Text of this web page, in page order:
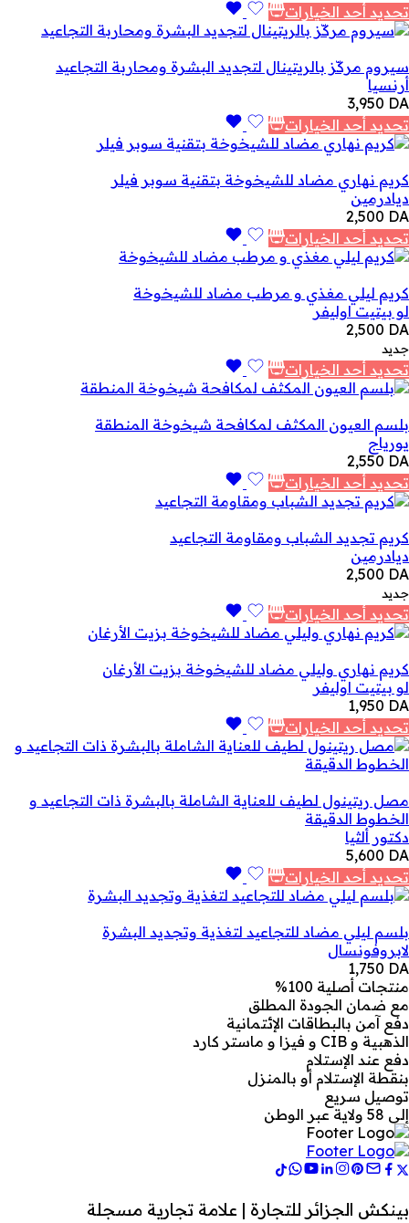
تحديد أحد الخيارات
سيروم مركّز بالريتينال لتجديد البشرة ومحاربة التجاعيد
أرنسيا
3,950 DA
تحديد أحد الخيارات
كريم نهاري مضاد للشيخوخة بتقنية سوبر فيلر
ديادرمين
2,500 DA
تحديد أحد الخيارات
كريم ليلي مغذي و مرطب مضاد للشيخوخة
لو بيتيت اوليفر
2,500 DA
جديد
تحديد أحد الخيارات
بلسم العيون المكثف لمكافحة شيخوخة المنطقة
يورياج
2,550 DA
تحديد أحد الخيارات
كريم تجديد الشباب ومقاومة التجاعيد
ديادرمين
2,500 DA
جديد
تحديد أحد الخيارات
كريم نهاري وليلي مضاد للشيخوخة بزيت الأرغان
لو بيتيت اوليفر
1,950 DA
تحديد أحد الخيارات
مصل ريتينول لطيف للعناية الشاملة بالبشرة ذات التجاعيد و
الخطوط الدقيقة
دكتور ألثيا
5,600 DA
تحديد أحد الخيارات
بلسم ليلي مضاد للتجاعيد لتغذية وتجديد البشرة
لابروفونسال
1,750 DA
منتجات أصلية 100%
مع ضمان الجودة المطلق
دفع آمن بالبطاقات الإئتمانية
الذهبية و CIB و فيزا و ماستر كارد
دفع عند الإستلام
بنقطة الإستلام أو بالمنزل
توصيل سريع
إلى 58 ولاية عبر الوطن
بينكش الجزائر للتجارة | علامة تجارية مسجلة